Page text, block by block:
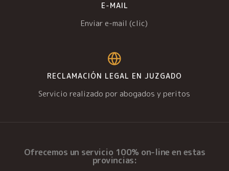
E-MAIL
Enviar e-mail (clic)
RECLAMACIÓN LEGAL EN JUZGADO
Servicio realizado por abogados y peritos
Ofrecemos un servicio 100% on-line en estas
provincias: